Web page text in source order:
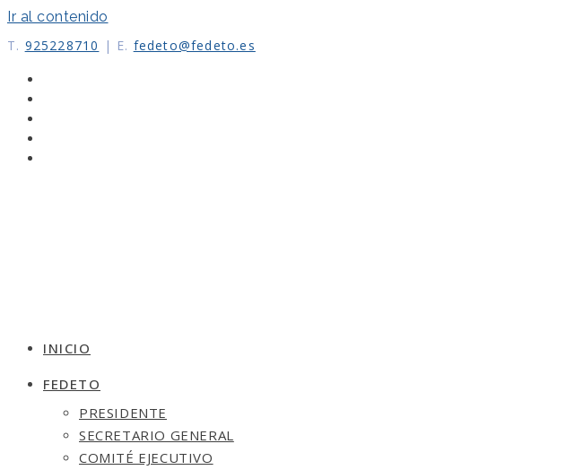
Ir al contenido
T. 925228710 | E. fedeto@fedeto.es
INICIO
FEDETO
PRESIDENTE
SECRETARIO GENERAL
COMITÉ EJECUTIVO